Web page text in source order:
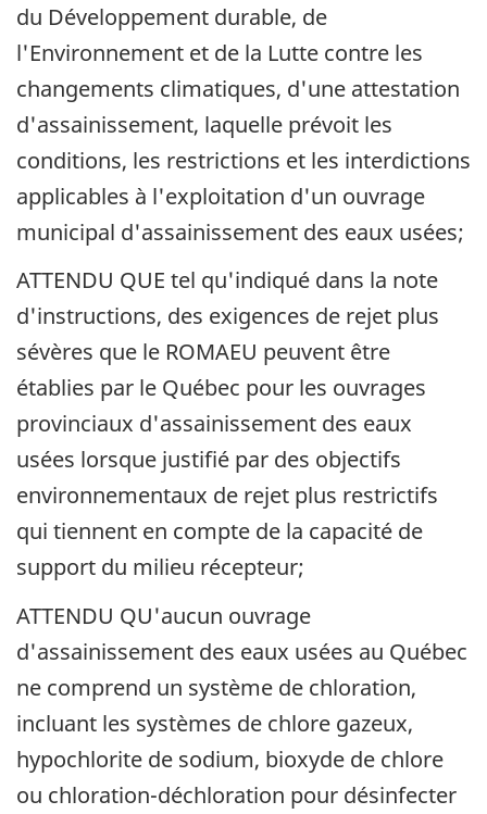
du Développement durable, de
l'Environnement et de la Lutte contre les
changements climatiques, d'une attestation
d'assainissement, laquelle prévoit les
conditions, les restrictions et les interdictions
applicables à l'exploitation d'un ouvrage
municipal d'assainissement des eaux usées;
ATTENDU QUE tel qu'indiqué dans la note
d'instructions, des exigences de rejet plus
sévères que le ROMAEU peuvent être
établies par le Québec pour les ouvrages
provinciaux d'assainissement des eaux
usées lorsque justifié par des objectifs
environnementaux de rejet plus restrictifs
qui tiennent en compte de la capacité de
support du milieu récepteur;
ATTENDU QU'aucun ouvrage
d'assainissement des eaux usées au Québec
ne comprend un système de chloration,
incluant les systèmes de chlore gazeux,
hypochlorite de sodium, bioxyde de chlore
ou chloration-déchloration pour désinfecter